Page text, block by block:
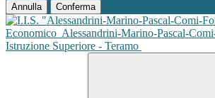
Annulla Conferma
Economico Alessandrini-Marino-Pascal-
Istruzione Superiore - Teramo